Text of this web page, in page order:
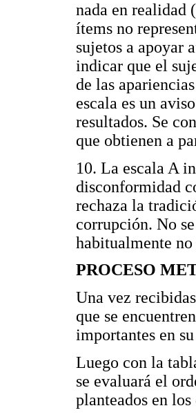
nada en realidad
ítems no
sujetos a apoyar
indicar que el
de las
escala es un
resultados. Se
que obtienen a
10. La escala A
disconformidad
rechaza la
corrupción. No
habitualmente
PROCESO
Una vez
que se
importantes en
Luego con la
se evaluará el
planteados en